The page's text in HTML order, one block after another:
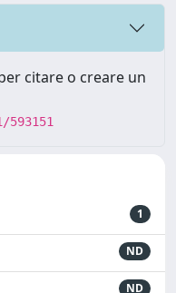
citare o creare un
1
ND
ND